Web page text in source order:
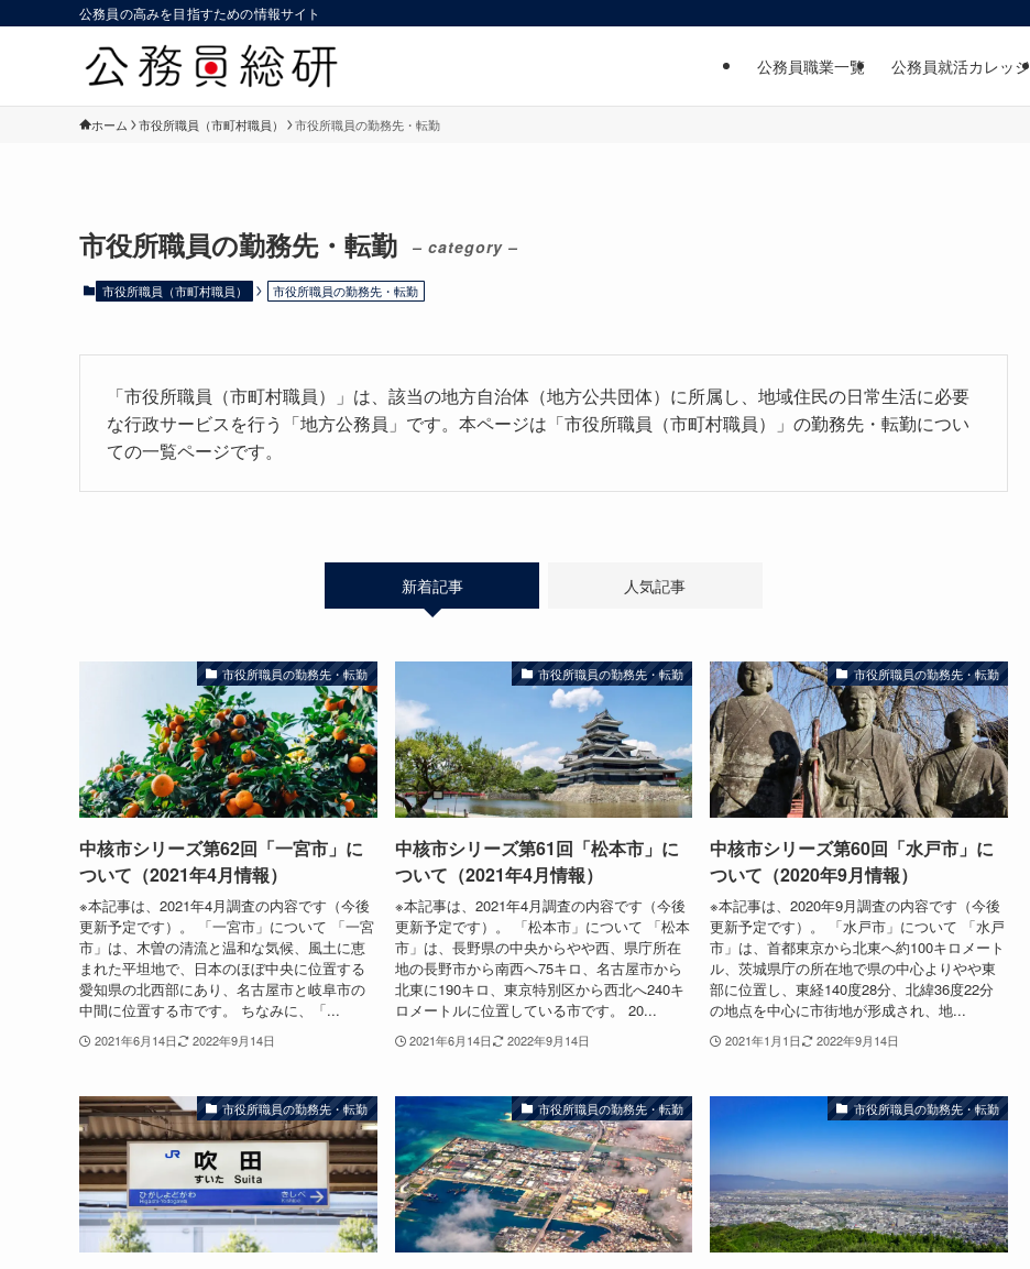
公務員の高みを目指すための情報サイト
公務員職業一覧 公務員就活カレッジ
ホーム 市役所職員（市町村職員） 市役所職員の勤務先・転勤
市役所職員の勤務先・転勤 – category –
市役所職員（市町村職員） 市役所職員の勤務先・転勤
「市役所職員（市町村職員）」は、該当の地方自治体（地方公共団体）に所属し、地域住民の日常生活に必要
な行政サービスを行う「地方公務員」です。本ページは「市役所職員（市町村職員）」の勤務先・転勤につい
ての一覧ページです。
新着記事 人気記事
市役所職員の勤務先・転勤
中核市シリーズ第62回「一宮市」に
ついて（2021年4月情報）
※本記事は、2021年4月調査の内容です（今後
更新予定です）。 「一宮市」について 「一宮
市」は、木曽の清流と温和な気候、風土に恵
まれた平坦地で、日本のほぼ中央に位置する
愛知県の北西部にあり、名古屋市と岐阜市の
中間に位置する市です。 ちなみに、「...
2021年6月14日 2022年9月14日
市役所職員の勤務先・転勤
中核市シリーズ第61回「松本市」に
ついて（2021年4月情報）
※本記事は、2021年4月調査の内容です（今後
更新予定です）。 「松本市」について 「松本
市」は、長野県の中央からやや西、県庁所在
地の長野市から南西へ75キロ、名古屋市から
北東に190キロ、東京特別区から西北へ240キ
ロメートルに位置している市です。 20...
2021年6月14日 2022年9月14日
市役所職員の勤務先・転勤
中核市シリーズ第60回「水戸市」に
ついて（2020年9月情報）
※本記事は、2020年9月調査の内容です（今後
更新予定です）。 「水戸市」について 「水戸
市」は、首都東京から北東へ約100キロメート
ル、茨城県庁の所在地で県の中心よりやや東
部に位置し、東経140度28分、北緯36度22分
の地点を中心に市街地が形成され、地...
2021年1月1日 2022年9月14日
市役所職員の勤務先・転勤 市役所職員の勤務先・転勤 市役所職員の勤務先・転勤